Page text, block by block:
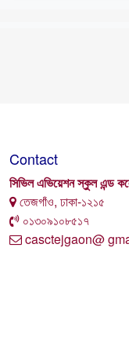
Contact
সিভিল এভিয়েশন স্কুল এন্ড
তেজগাঁও, ঢাকা-১২১৫
০১৩০৯১০৮৫১৭
casctejgaon@